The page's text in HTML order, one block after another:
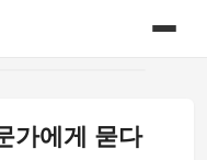
가에게 묻다